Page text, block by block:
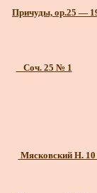
Причуды, ор.25 —
_ Соч. 25 № 1
Мясковский Н. 10